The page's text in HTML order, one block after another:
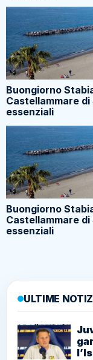
Buongiorno
Castellammare
essenziali
Buongiorno
Castellammare
essenziali
ULTIME